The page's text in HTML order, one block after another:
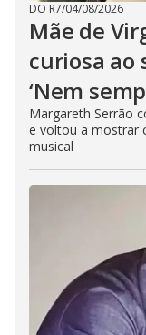
DO R7/04/08/2026
Mãe de
curiosa ao
‘Nem
Margareth Serrão
e voltou a mostrar
musical